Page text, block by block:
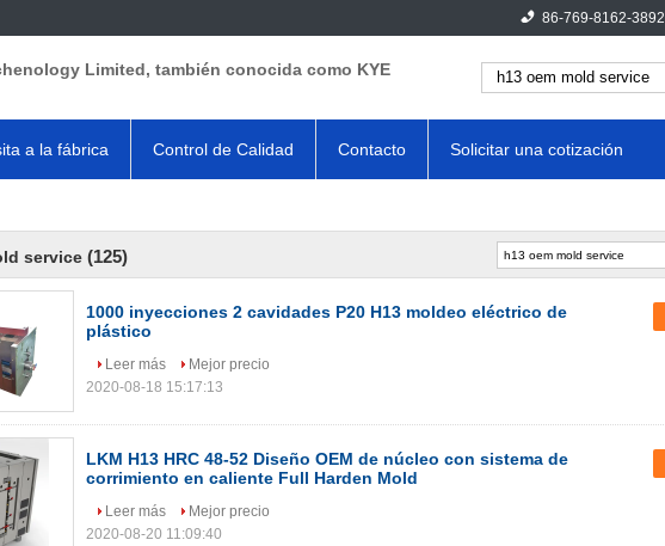
86-769-8162-3892
Limited, también conocida como KYE
a la fábrica Control de Calidad Contacto Solicitar una cotización
service (125)
1000 inyecciones 2 cavidades P20 H13 moldeo eléctrico de
plástico
Leer más
Mejor precio
2020-08-18 15:17:13
LKM H13 HRC 48-52 Diseño OEM de núcleo con sistema de
corrimiento en caliente Full Harden Mold
Leer más
Mejor precio
2020-08-20 11:09:40